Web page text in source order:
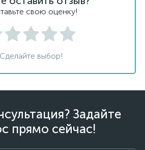
свою оценку!
Сделайте выбор!
Задайте
прямо сейчас!